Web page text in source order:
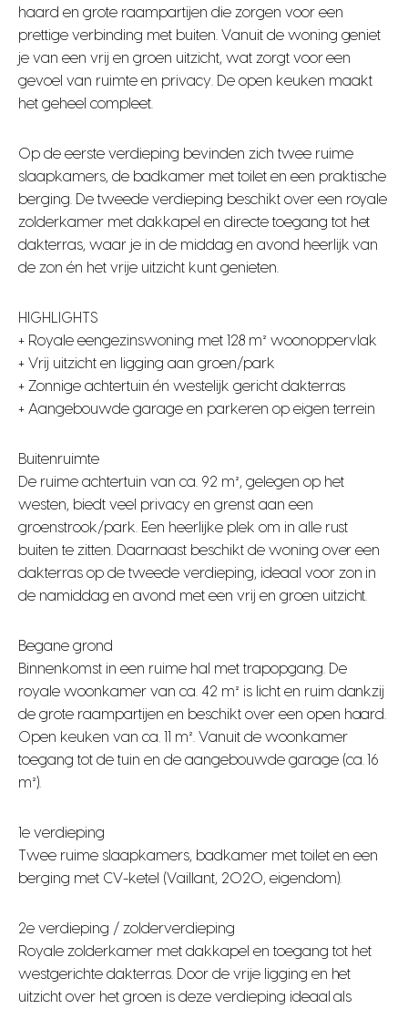
haard en grote raampartijen die zorgen voor een
prettige verbinding met buiten. Vanuit de woning geniet
je van een vrij en groen uitzicht, wat zorgt voor een
gevoel van ruimte en privacy. De open keuken maakt
het geheel compleet.
Op de eerste verdieping bevinden zich twee ruime
slaapkamers, de badkamer met toilet en een praktische
berging. De tweede verdieping beschikt over een royale
zolderkamer met dakkapel en directe toegang tot het
dakterras, waar je in de middag en avond heerlijk van
de zon én het vrije uitzicht kunt genieten.
HIGHLIGHTS
+ Royale eengezinswoning met 128 m² woonoppervlak
+ Vrij uitzicht en ligging aan groen/park
+ Zonnige achtertuin én westelijk gericht dakterras
+ Aangebouwde garage en parkeren op eigen terrein
Buitenruimte
De ruime achtertuin van ca. 92 m², gelegen op het
westen, biedt veel privacy en grenst aan een
groenstrook/park. Een heerlijke plek om in alle rust
buiten te zitten. Daarnaast beschikt de woning over een
dakterras op de tweede verdieping, ideaal voor zon in
de namiddag en avond met een vrij en groen uitzicht.
Begane grond
Binnenkomst in een ruime hal met trapopgang. De
royale woonkamer van ca. 42 m² is licht en ruim dankzij
de grote raampartijen en beschikt over een open haard.
Open keuken van ca. 11 m². Vanuit de woonkamer
toegang tot de tuin en de aangebouwde garage (ca. 16
m²).
1e verdieping
Twee ruime slaapkamers, badkamer met toilet en een
berging met CV-ketel (Vaillant, 2020, eigendom).
2e verdieping / zolderverdieping
Royale zolderkamer met dakkapel en toegang tot het
westgerichte dakterras. Door de vrije ligging en het
uitzicht over het groen is deze verdieping ideaal als